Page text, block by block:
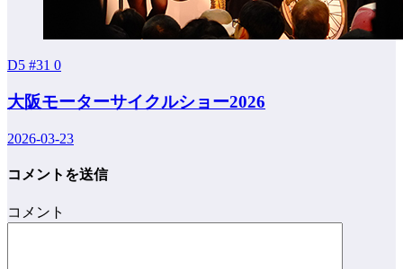
D5 #31 0
大阪モーターサイクルショー2026
2026-03-23
コメントを送信
コメント